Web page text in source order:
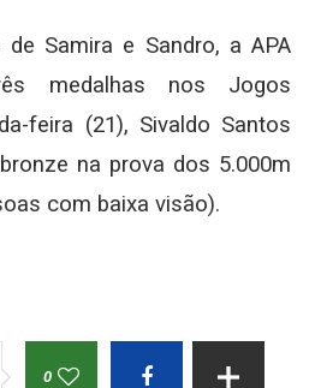
Samira e Sandro, a APA
medalhas nos Jogos
feira (21), Sivaldo Santos
na prova dos 5.000m
com baixa visão).
0